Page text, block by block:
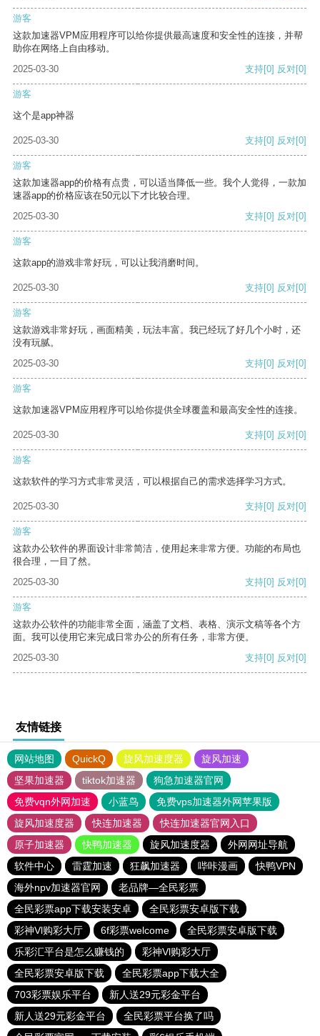
游客
这款加速器VPM应用程序可以给你提供最高速度和安全性的连接，并帮
助你在网络上自由移动。
2025-03-30
支持[0] 反对[0]
游客
这个是app神器
2025-03-30 支持[0] 反对[0]
游客
这款加速器app的价格有点贵，可以适当降低一些。我个人觉得，一款加
速器app的价格应该在50元以下才比较合理。
2025-03-30
支持[0] 反对[0]
游客
这款app的游戏非常好玩，可以让我消磨时间。
2025-03-30 支持[0] 反对[0]
游客
这款游戏非常好玩，画面精美，玩法丰富。我已经玩了好几个小时，还
没有玩腻。
2025-03-30
支持[0] 反对[0]
游客
这款加速器VPM应用程序可以给你提供全球覆盖和最高安全性的连接。
2025-03-30 支持[0] 反对[0]
游客
这款软件的学习方式非常灵活，可以根据自己的需求选择学习方式。
2025-03-30 支持[0] 反对[0]
游客
这款办公软件的界面设计非常简洁，使用起来非常方便。功能的布局也
很合理，一目了然。
2025-03-30
支持[0] 反对[0]
游客
这款办公软件的功能非常全面，涵盖了文档、表格、演示文稿等各个方
面。我可以使用它来完成日常办公的所有任务，非常方便。
2025-03-30
支持[0] 反对[0]
友情链接
网站地图 QuickQ 旋风加速度器
旋风加速
坚果加速器
tiktok加速器
狗急加速器官网
免费vqn外网加速
小蓝鸟
免费vps加速器外网苹果版
旋风加速度器
快连加速器
快连加速器官网入口
原子加速器
快鸭加速器 旋风加速度器
外网网址导航
软件中心
雷霆加速 狂飙加速器 哔咔漫画
快鸭VPN
海外npv加速器官网
老品牌—全民彩票
全民彩票app下载安装安卓
全民彩票安卓版下载
彩神Vl购彩大厅
6f彩票welcome
全民彩票安卓版下载
乐彩汇平台是怎么赚钱的
彩神Vl购彩大厅
全民彩票安卓版下载
全民彩票app下载大全
703彩票娱乐平台
新人送29元彩金平台
新人送29元彩金平台
全民彩票平台换了吗